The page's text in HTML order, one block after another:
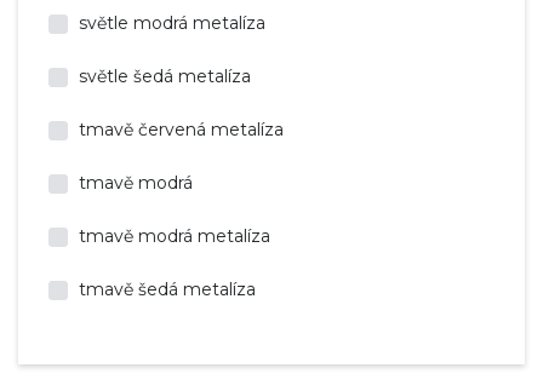
světle modrá metalíza
světle šedá metalíza
tmavě červená metalíza
tmavě modrá
tmavě modrá metalíza
tmavě šedá metalíza